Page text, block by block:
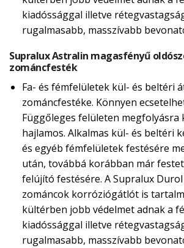
kiadóssággal illetve
rugalmasabb, masszívabb
Supralux Astralin magasfényű
zománcfesték
Fa- és fémfelületek kül- és beltéri
zománcfestéke. Könnyen
Függőleges felületen megfolyásra
hajlamos. Alkalmas kül- és beltéri
és egyéb fémfelületek festésére
után, továbbá korábban már
felújító festésére. A Supralux
zománcok korróziógátlót is
kültérben jobb védelmet adnak a
kiadóssággal illetve
rugalmasabb, masszívabb